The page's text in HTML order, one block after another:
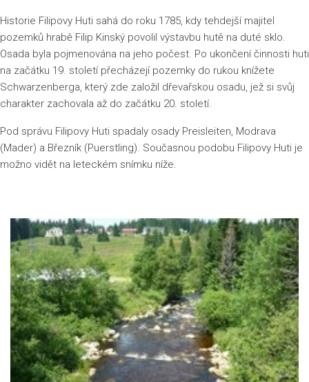
Historie Filipovy Huti sahá do roku 1785, kdy tehdejší majitel
pozemků hrabě Filip Kinský povolil výstavbu hutě na duté sklo.
Osada byla pojmenována na jeho počest. Po ukončení činnosti huti
na začátku 19. století přecházejí pozemky do rukou knížete
Schwarzenberga, který zde založil dřevařskou osadu, jež si svůj
charakter zachovala až do začátku 20. století.
Pod správu Filipovy Huti spadaly osady Preisleiten, Modrava
(Mader) a Březník (Puerstling). Současnou podobu Filipovy Huti je
možno vidět na leteckém snímku níže.